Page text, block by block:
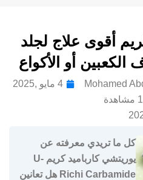
أقوى علاج لجلد
أو الأكواع
4 مايو ,2025
كل ما تريدي معرفته عن
يوريتشي كارباميد كريم U-
Richi Carbamide هل تعانين